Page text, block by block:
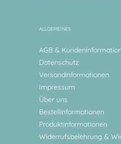
ALLGEMEINES
AGB &
Datenschutz
Versandinformationen
Impressum
Über uns
Bestellinformationen
Produktinformationen
Widerrufsbelehrung &